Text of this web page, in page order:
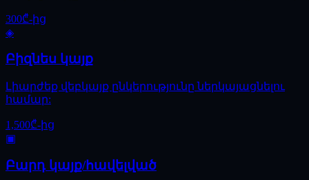
300₾-ից
◈
Բիզնես կայք
Լիարժեք վեբկայք ընկերությունը ներկայացնելու
համար:
1,500₾-ից
▣
Բարդ կայք/հավելված